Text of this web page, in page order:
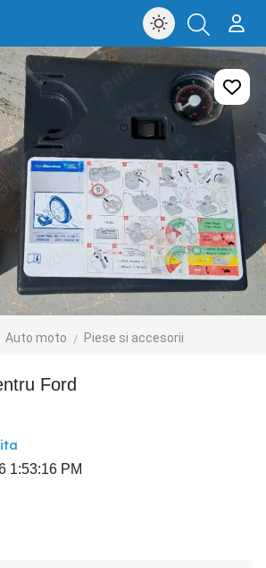
Auto moto Piese si accesorii
Ford
1:53:16 PM